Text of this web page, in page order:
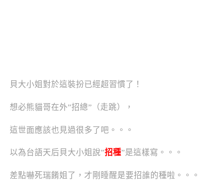
貝大小姐對於這裝扮已經超習慣了！
想必熊貓哥在外”招總”（走跳），
這世面應該也見過很多了吧。。。
以為台語天后貝大小姐說”招種”是這樣寫。。。
差點嚇死瑞餚姐了，才剛睡醒是要招誰的種啦。。。